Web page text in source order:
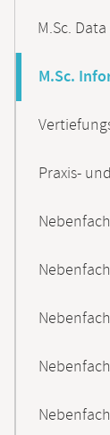
M.Sc.
M.Sc.
Praxis-